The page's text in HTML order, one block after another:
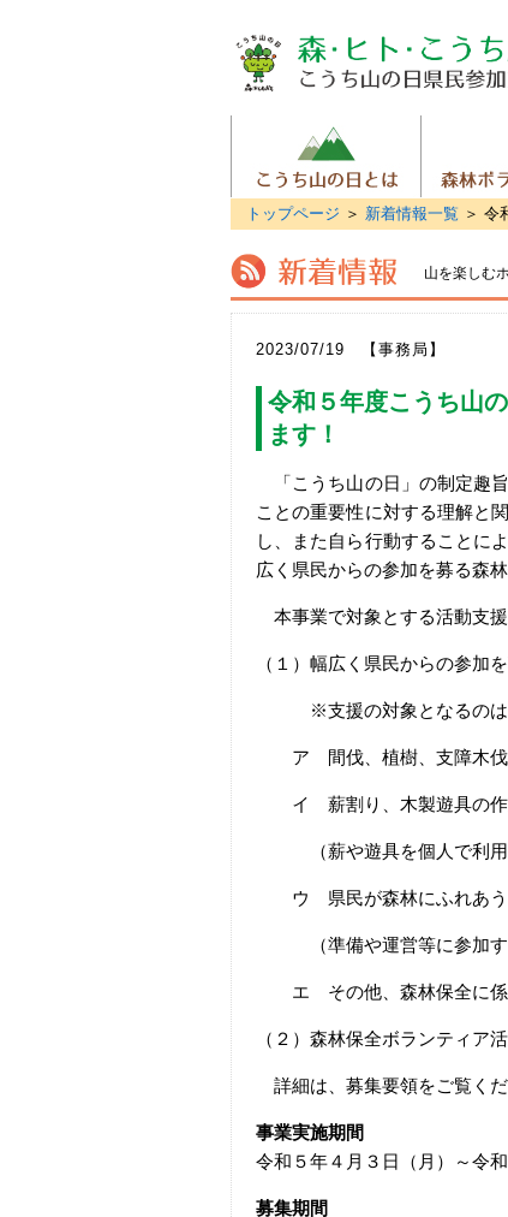
トップページ ＞ 新着情報一覧 ＞ 令
山を楽しむ
2023/07/19 【事務局】
令和５年度こうち山
ます！
「こうち山の日」の制定趣
ことの重要性に対する理解と
し、また自ら行動することに
広く県民からの参加を募る森
本事業で対象とする活動支援
（１）幅広く県民からの参加
※支援の対象となるのは、
ア 間伐、植樹、支障木伐
イ 薪割り、木製遊具の作
（薪や遊具を個人で利用し
ウ 県民が森林にふれあう
（準備や運営等に参加する
エ その他、森林保全に係
（２）森林保全ボランティア
詳細は、募集要領をご覧くだ
事業実施期間
令和５年４月３日（月）～令
募集期間